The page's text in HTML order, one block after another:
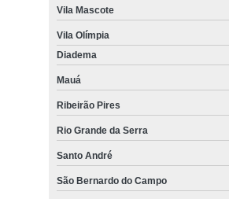
Vila Mascote
Vila Olímpia
Diadema
Mauá
Ribeirão Pires
Rio Grande da Serra
Santo André
São Bernardo do Campo